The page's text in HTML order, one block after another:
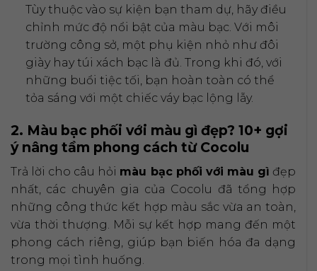
Tùy thuộc vào sự kiện bạn tham dự, hãy điều
chỉnh mức độ nổi bật của màu bạc. Với môi
trường công sở, một phụ kiện nhỏ như đôi
giày hay túi xách bạc là đủ. Trong khi đó, với
những buổi tiệc tối, bạn hoàn toàn có thể
tỏa sáng với một chiếc váy bạc lộng lẫy.
2. Màu bạc phối với màu gì đẹp? 10+ gợi
ý nâng tầm phong cách từ Cocolu
Trả lời cho câu hỏi màu bạc phối với màu gì đẹp
nhất, các chuyên gia của Cocolu đã tổng hợp
những công thức kết hợp màu sắc vừa an toàn,
vừa thời thượng. Mỗi sự kết hợp mang đến một
phong cách riêng, giúp bạn biến hóa đa dạng
trong mọi tình huống.